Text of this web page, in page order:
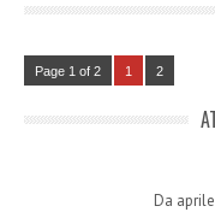
Page 1 of 2 1 2
Da